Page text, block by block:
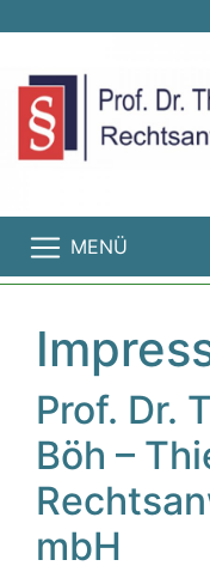
MENÜ
Prof. Dr.
Böh –
mbH